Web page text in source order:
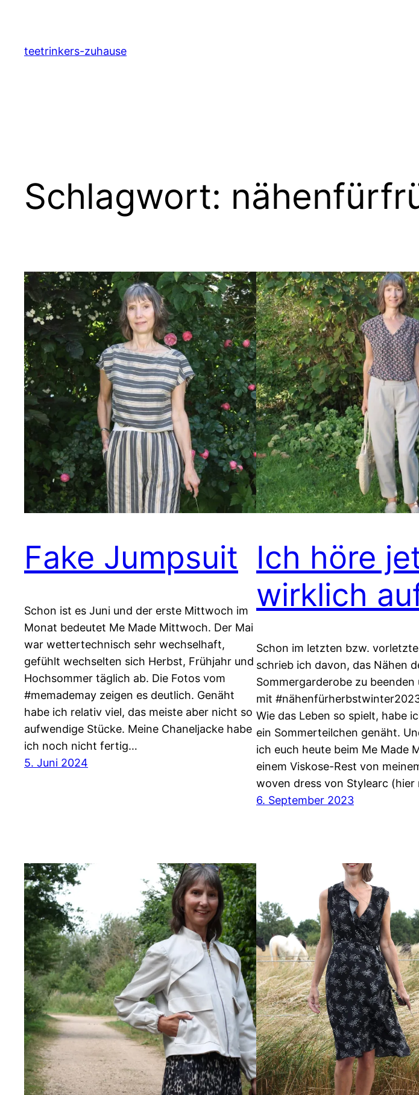
springen
teetrinkers-zuhause
Schlagwort:
Fake Jumpsuit
Schon ist es Juni und der erste Mittwoch im
Monat bedeutet Me Made Mittwoch. Der Mai
war wettertechnisch sehr wechselhaft,
gefühlt wechselten sich Herbst, Frühjahr und
Hochsommer täglich ab. Die Fotos vom
#memademay zeigen es deutlich. Genäht
habe ich relativ viel, das meiste aber nicht so
aufwendige Stücke. Meine Chaneljacke habe
ich noch nicht fertig…
5. Juni 2024
Ich höre
wirklich
Schon im letzten bzw.
schrieb ich davon, das Nähen
Sommergarderobe zu
mit
Wie das Leben so spielt, habe
ein Sommerteilchen genäht.
ich euch heute beim Me Made
einem Viskose-Rest von
woven dress von Stylearc (hier
6. September 2023